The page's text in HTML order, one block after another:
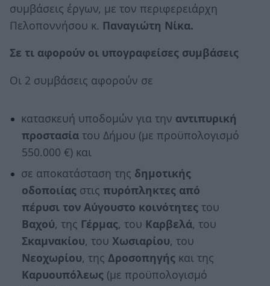
συμβάσεις έργων, με τον περιφερειάρχη
Πελοποννήσου κ. Παναγιώτη Νίκα.
Σε τι αφορούν οι υπογραφείσες συμβάσεις
Οι 2 συμβάσεις αφορούν σε
κατασκευή υποδομών για την αντιπυρική
προστασίατου Δήμου (με προϋπολογισμό
550.000 €) και
σε αποκατάσταση της δημοτικής
οδοποιίας στις πυρόπληκτες από
πέρυσι τον Αύγουστο κοινότητες του
Βαχού, της Γέρμας, του Καρβελά, του
Σκαμνακίου, του Χωσιαρίου, του
Νεοχωρίου, της Δροσοπηγής και της
Καρυουπόλεως (με προϋπολογισμό